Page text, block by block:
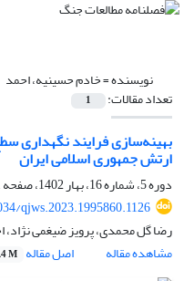
نویسنده =خادم حسینیه، احمد
تعداد مقالات: 1
بهینه‌سازی فرایند نگهداری
ارتش جمهوری اسلامی ایران
دوره 5، شماره 16، بهار 1402، صفحه
qjws.2023.1995860.1126
رضا گل محمدی، پرویز ضیغمی
مشاهده مقاله
اصل مقاله M